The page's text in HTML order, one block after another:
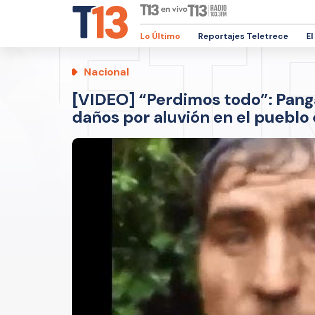
Lo Último Reportajes Teletrece
Nacional
[VIDEO] “Perdimos todo”:
daños por aluvión en el pueblo